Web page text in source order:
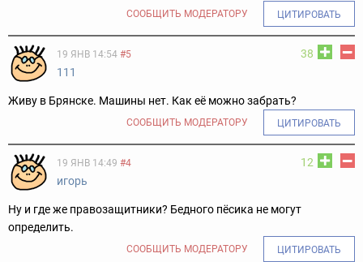
СООБЩИТЬ МОДЕРАТОРУ ЦИТИРОВАТЬ
38
19 ЯНВ 14:54 #5
111
Живу в Брянске. Машины нет. Как её можно забрать?
СООБЩИТЬ МОДЕРАТОРУ ЦИТИРОВАТЬ
12
19 ЯНВ 14:49 #4
игорь
Ну и где же правозащитники? Бедного пёсика не могут
определить.
СООБЩИТЬ МОДЕРАТОРУ ЦИТИРОВАТЬ